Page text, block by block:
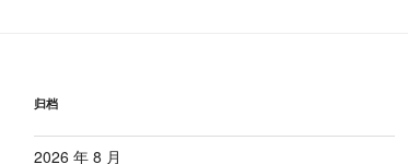
归档
2026 年 8 月